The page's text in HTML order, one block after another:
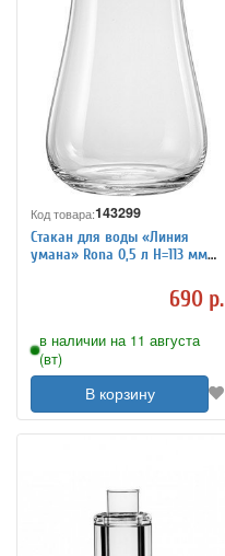
Код товара:143299
Стакан для воды «Линия
умана» Rona 0,5 л H=113 мм
690 р.
в наличии на 11 августа
(вт)
В корзину